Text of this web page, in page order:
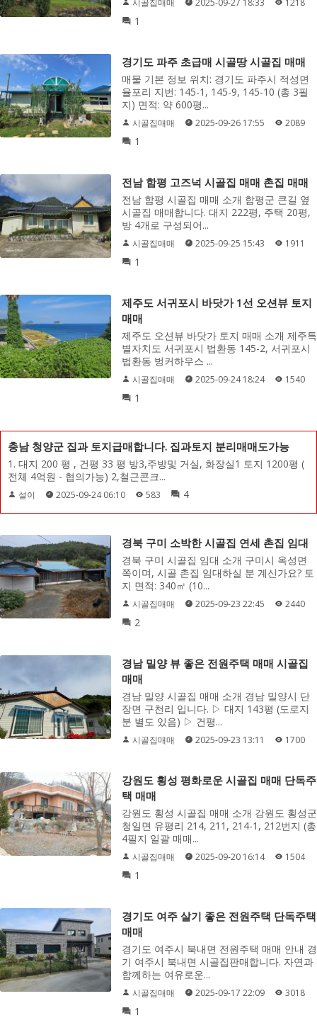
시골집매매 2025-09-27 18:33 1218
1
경기도 파주 초급매 시골땅 시골집 매매
매물 기본 정보 위치: 경기도 파주시 적성면
율포리 지번: 145-1, 145-9, 145-10 (총 3필
지) 면적: 약 600평...
시골집매매 2025-09-26 17:55 2089
1
전남 함평 고즈넉 시골집 매매 촌집 매매
전남 함평 시골집 매매 소개 함평군 큰길 옆
시골집 매매합니다. 대지 222평, 주택 20평,
방 4개로 구성되어...
시골집매매 2025-09-25 15:43 1911
1
제주도 서귀포시 바닷가 1선 오션뷰 토지
매매
제주도 오션뷰 바닷가 토지 매매 소개 제주특
별자치도 서귀포시 법환동 145-2, 서귀포시
법환동 벙커하우스 ...
시골집매매 2025-09-24 18:24 1540
1
충남 청양군 집과 토지급매합니다. 집과토지 분리매매도가능
1. 대지 200 평 , 건평 33 평 방3,주방및 거실, 화장실1 토지 1200평 (
전체 4억원 - 협의가능) 2,철근콘크...
설이 2025-09-24 06:10 583 4
경북 구미 소박한 시골집 연세 촌집 임대
경북 구미 시골집 임대 소개 구미시 옥성면
쪽이며, 시골 촌집 임대하실 분 계신가요? 토
지 면적: 340㎡ (10...
시골집매매 2025-09-23 22:45 2440
2
경남 밀양 뷰 좋은 전원주택 매매 시골집
매매
경남 밀양 시골집 매매 소개 경남 밀양시 단
장면 구천리 입니다. ▷ 대지 143평 (도로지
분 별도 있음) ▷ 건평...
시골집매매 2025-09-23 13:11 1700
강원도 횡성 평화로운 시골집 매매 단독주
택 매매
강원도 횡성 시골집 매매 소개 강원도 횡성군
청일면 유평리 214, 211, 214-1, 212번지 (총
4필지 일괄 매매...
시골집매매 2025-09-20 16:14 1504
1
경기도 여주 살기 좋은 전원주택 단독주택
매매
경기도 여주시 북내면 전원주택 매매 안내 경
기 여주시 북내면 시골집판매합니다. 자연과
함께하는 여유로운...
시골집매매 2025-09-17 22:09 3018
1